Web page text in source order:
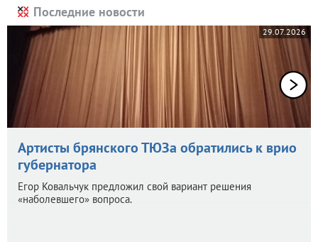
Последние новости
29.07.2026
Артисты брянского ТЮЗа обратились к врио
губернатора
Егор Ковальчук предложил свой вариант решения
«наболевшего» вопроса.